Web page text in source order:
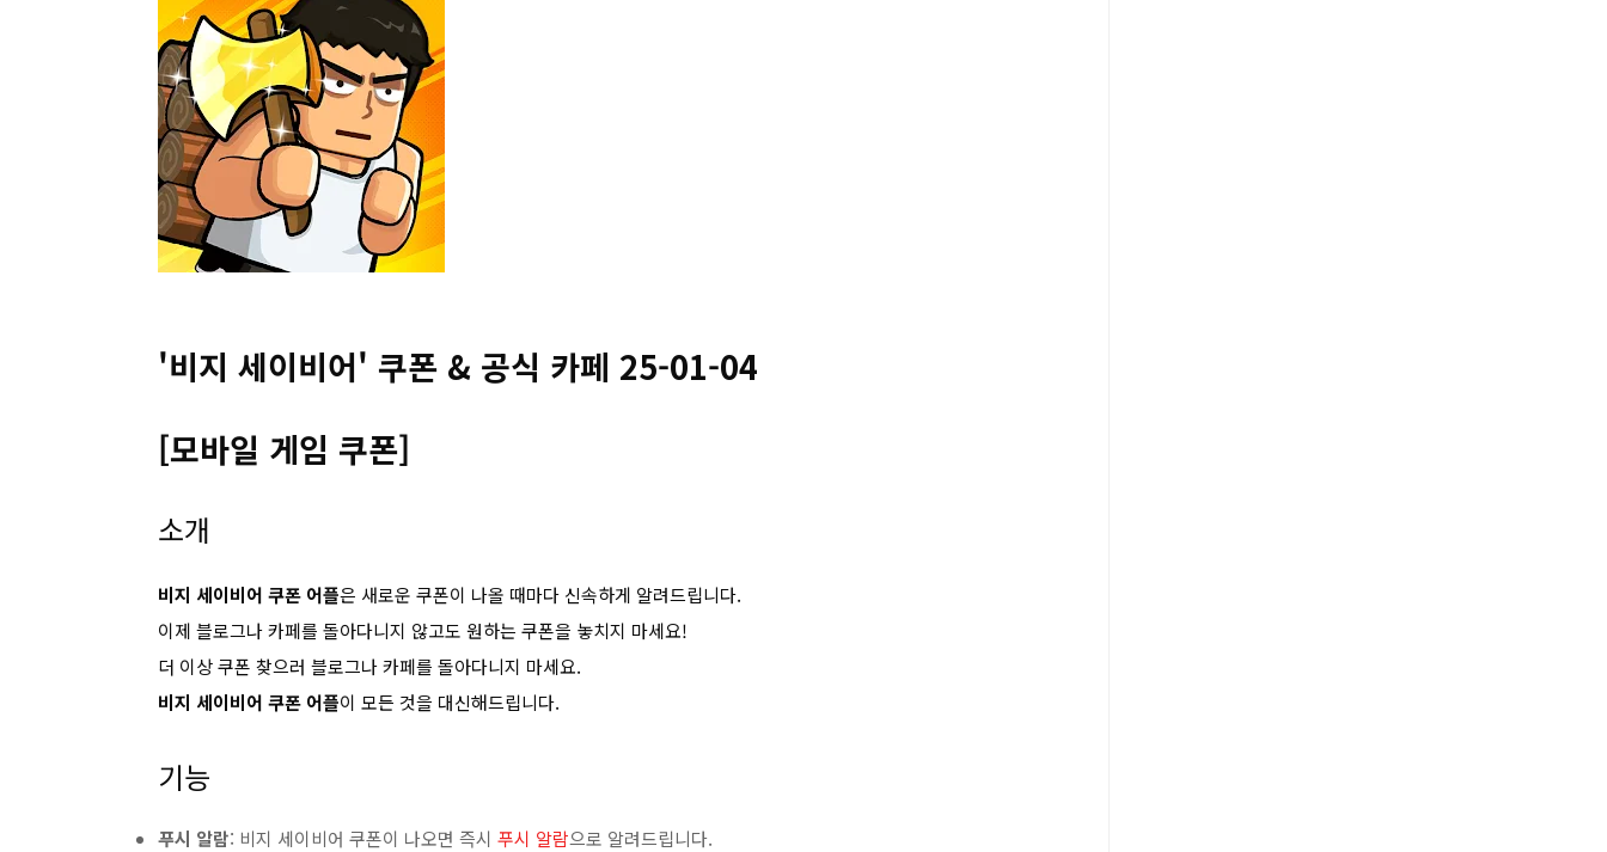
'비지 세이비어' 쿠폰 & 공식 카페 25-01-04
[모바일 게임 쿠폰]
소개
비지 세이비어 쿠폰 어플은 새로운 쿠폰이 나올 때마다 신속하게 알려드립니다.
이제 블로그나 카페를 돌아다니지 않고도 원하는 쿠폰을 놓치지 마세요!
더 이상 쿠폰 찾으러 블로그나 카페를 돌아다니지 마세요.
비지 세이비어 쿠폰 어플이 모든 것을 대신해드립니다.
기능
푸시 알람: 비지 세이비어 쿠폰이 나오면 즉시 푸시 알람으로 알려드립니다.